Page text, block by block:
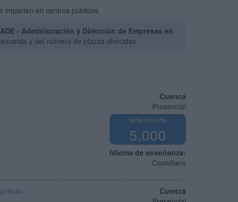
imparten en centros públicos.
- Administración y Dirección de Empresas en
y del número de plazas ofrecidas.
Cuenca
Presencial
Nota de corte
5,000
Idioma de enseñanza:
Castellano
Cuenca